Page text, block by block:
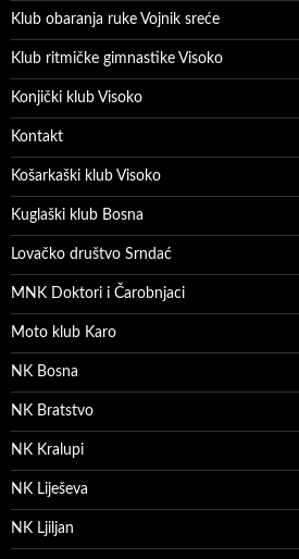
Klub obaranja ruke Vojnik sreće
Klub ritmičke gimnastike Visoko
Konjički klub Visoko
Kontakt
Košarkaški klub Visoko
Kuglaški klub Bosna
Lovačko društvo Srndać
MNK Doktori i Čarobnjaci
Moto klub Karo
NK Bosna
NK Bratstvo
NK Kralupi
NK Liješeva
NK Ljiljan